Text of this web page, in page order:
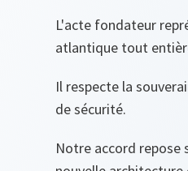
L'acte fondateur
atlantique tout
Il respecte la
de sécurité.
Notre accord repose